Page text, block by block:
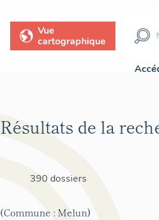
Vue
cartographique
Résultats de la
390 dossiers
(Commune : Melun)